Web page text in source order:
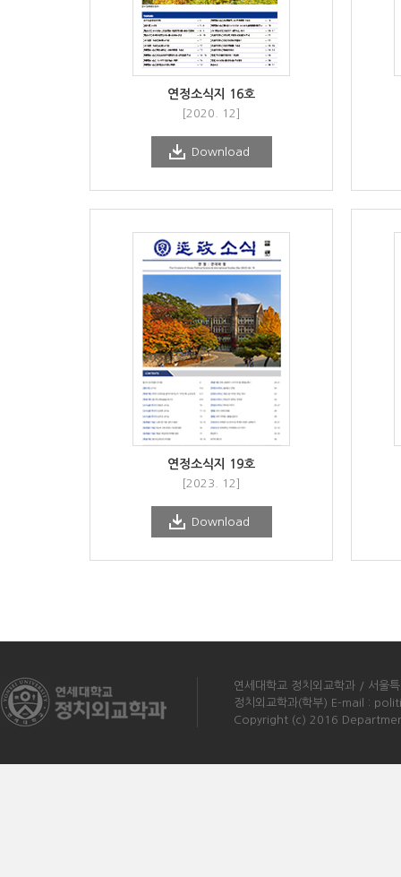
연정소식지 16호
[2020. 12]
Download
연정소식지 19호
[2023. 12]
Download
연세대학교 정치외교학과 / 서울
정치외교학과(학부) E-mail :
Copyright (c) 2016